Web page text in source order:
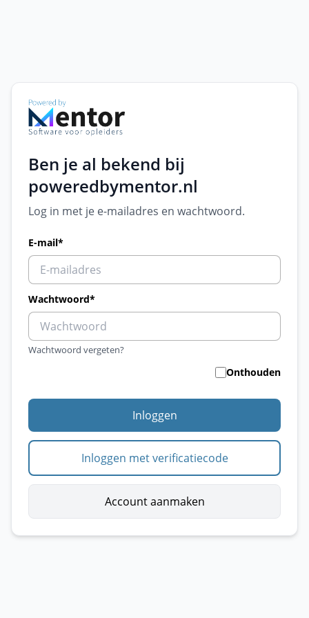
Ben je al bekend bij
poweredbymentor.nl
Log in met je e-mailadres en wachtwoord.
E-mail*
Wachtwoord*
Wachtwoord vergeten?
Onthouden
Inloggen
Inloggen met verificatiecode
Account aanmaken